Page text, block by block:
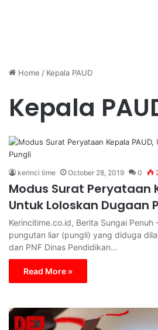
Home / Kepala PAUD
Kepala
kerinci time October 28, 2019 0
Modus Surat Peryataan
Untuk Loloskan Dugaan
Kerincitime.co.id, Berita Sungai Penuh
pungutan liar (pungli) yang diduga
dan PNF Dinas Pendidikan…
Read More »